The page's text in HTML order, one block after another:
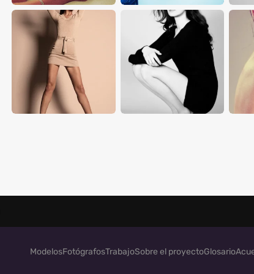
ModelosFotógrafosTrabajoSobre el proyectoGlosario